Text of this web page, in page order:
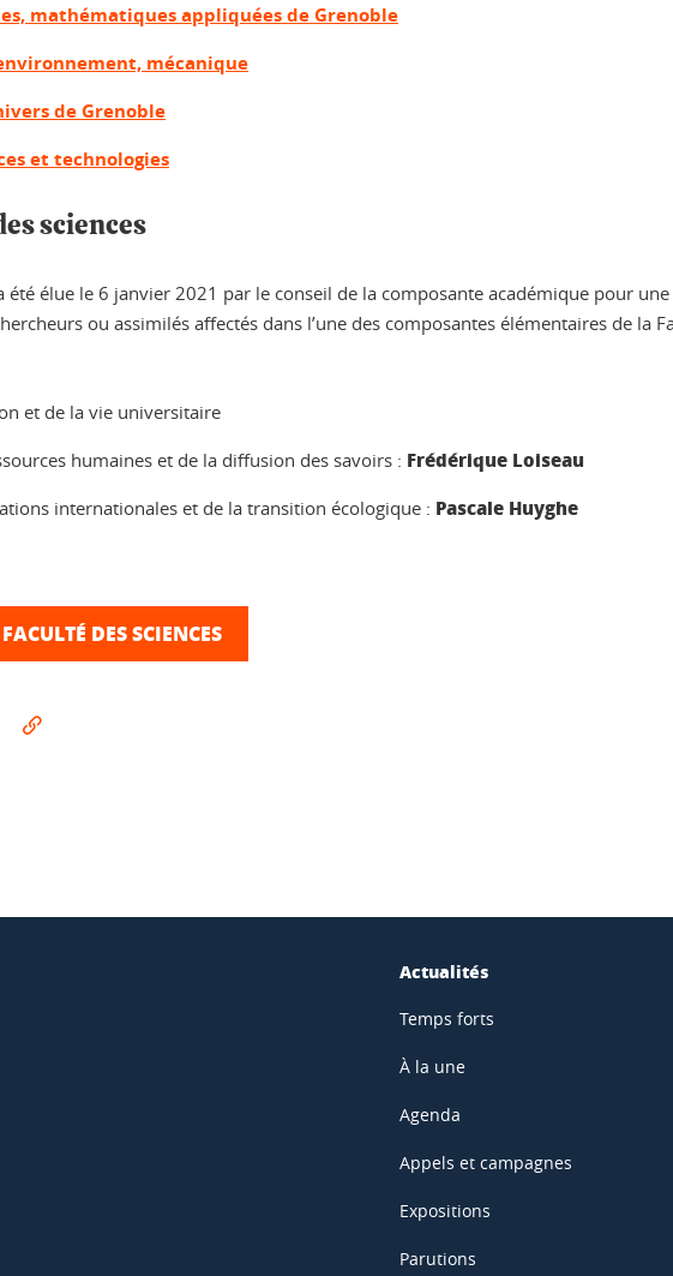
mathématiques appliquées de Grenoble
mécanique
de Grenoble
et technologies
sciences
été élue le 6 janvier 2021 par le conseil de la composante académique pour
ou assimilés affectés dans l’une des composantes élémentaires de la
et de la vie universitaire
humaines et de la diffusion des savoirs : Frédérique Loiseau
internationales et de la transition écologique : Pascale Huyghe
DES SCIENCES
sur Facebook
Partager sur LinkedIn
Actualités
Temps forts
À la une
Agenda
Appels et campagnes
Expositions
Parutions